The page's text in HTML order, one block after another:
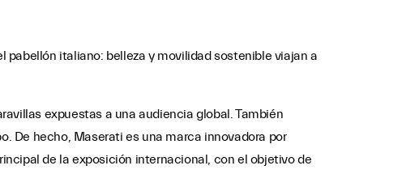
pabellón italiano: belleza y movilidad sostenible viajan a
expuestas a una audiencia global. También
De hecho, Maserati es una marca innovadora por
de la exposición internacional, con el objetivo de